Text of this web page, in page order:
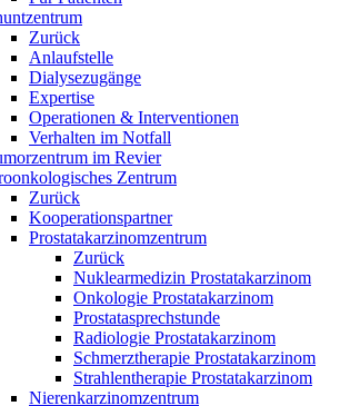
Zurück
Anlaufstelle
Dialysezugänge
Expertise
Operationen & Interventionen
Verhalten im Notfall
im Revier
Zentrum
Zurück
Kooperationspartner
Prostatakarzinomzentrum
Zurück
Nuklearmedizin Prostatakarzinom
Onkologie Prostatakarzinom
Prostatasprechstunde
Radiologie Prostatakarzinom
Schmerztherapie Prostatakarzinom
Strahlentherapie Prostatakarzinom
Nierenkarzinomzentrum